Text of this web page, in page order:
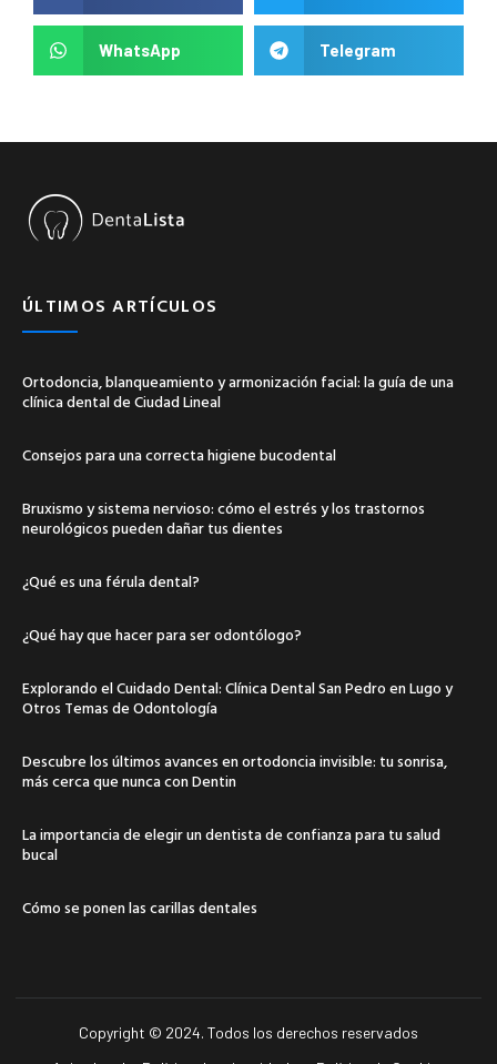
WhatsApp Telegram
ÚLTIMOS ARTÍCULOS
Ortodoncia, blanqueamiento y armonización facial: la guía de una
clínica dental de Ciudad Lineal
Consejos para una correcta higiene bucodental
Bruxismo y sistema nervioso: cómo el estrés y los trastornos
neurológicos pueden dañar tus dientes
¿Qué es una férula dental?
¿Qué hay que hacer para ser odontólogo?
Explorando el Cuidado Dental: Clínica Dental San Pedro en Lugo y
Otros Temas de Odontología
Descubre los últimos avances en ortodoncia invisible: tu sonrisa,
más cerca que nunca con Dentin
La importancia de elegir un dentista de confianza para tu salud
bucal
Cómo se ponen las carillas dentales
Copyright © 2024. Todos los derechos reservados